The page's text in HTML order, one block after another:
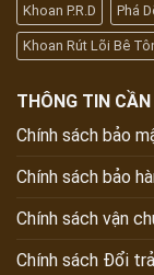
Khoan P.R.D Phá
Khoan Rút Lõi Bê
THÔNG TIN CẦN
Chính sách bảo
Chính sách bảo
Chính sách vận
Chính sách Đổi